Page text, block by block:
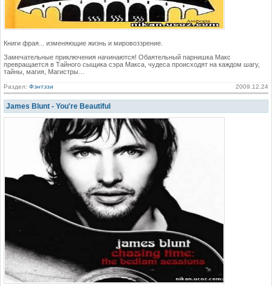
Книги фрая... изменяющие жизнь и мировоззрение.
Замечательные приключения начинаются! Обаятельный парнишка Макс
превращается в Тайного сыщика сэра Макса, чудеса происходят на каждом шагу,
тайны, магия, Магистры…
Раздел: Фэнтэзи 2009.12.24
James Blunt - You're Beautiful